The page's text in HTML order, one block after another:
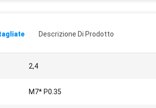
Descrizione Di Prodotto
2,4
M7* P0.35